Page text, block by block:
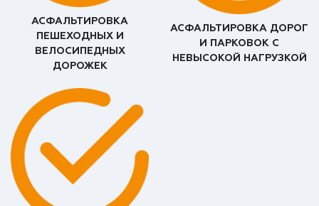
АСФАЛЬТИРОВКА
ПЕШЕХОДНЫХ И
ВЕЛОСИПЕДНЫХ
ДОРОЖЕК
АСФАЛЬТИРОВКА ДОРОГ
И ПАРКОВОК С
НЕВЫСОКОЙ НАГРУЗКОЙ